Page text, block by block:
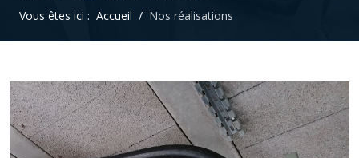
Vous êtes ici : Accueil Nos réalisations